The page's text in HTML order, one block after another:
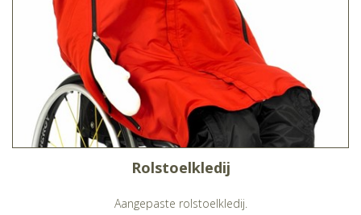
Rolstoelkledij
Aangepaste rolstoelkledij.